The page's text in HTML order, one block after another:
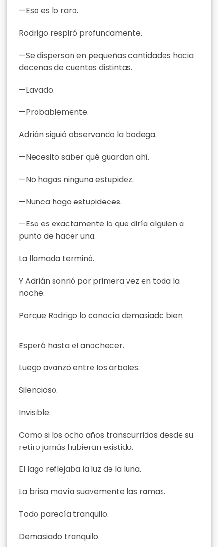
—Eso es lo raro.
Rodrigo respiró profundamente.
—Se dispersan en pequeñas cantidades hacia
decenas de cuentas distintas.
—Lavado.
—Probablemente.
Adrián siguió observando la bodega.
—Necesito saber qué guardan ahí.
—No hagas ninguna estupidez.
—Nunca hago estupideces.
—Eso es exactamente lo que diría alguien a
punto de hacer una.
La llamada terminó.
Y Adrián sonrió por primera vez en toda la
noche.
Porque Rodrigo lo conocía demasiado bien.
Esperó hasta el anochecer.
Luego avanzó entre los árboles.
Silencioso.
Invisible.
Como si los ocho años transcurridos desde su
retiro jamás hubieran existido.
El lago reflejaba la luz de la luna.
La brisa movía suavemente las ramas.
Todo parecía tranquilo.
Demasiado tranquilo.